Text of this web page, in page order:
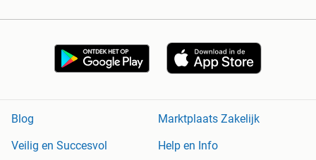
Blog
Marktplaats Zakelijk
Veilig en Succesvol
Help en Info